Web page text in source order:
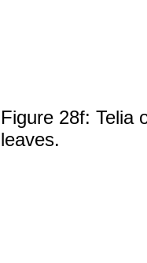
Figure 28f: Telia
leaves.